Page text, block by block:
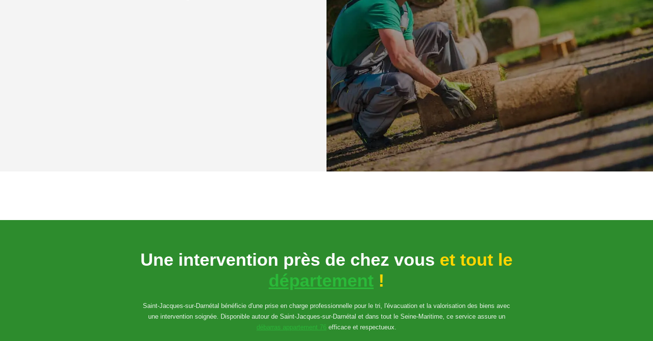
Une intervention près de chez vous et tout le
département !
Saint-Jacques-sur-Darnétal bénéficie d'une prise en charge professionnelle pour le tri, l'évacuation et la valorisation des biens avec
une intervention soignée. Disponible autour de Saint-Jacques-sur-Darnétal et dans tout le Seine-Maritime, ce service assure un
débarras appartement 76 efficace et respectueux.